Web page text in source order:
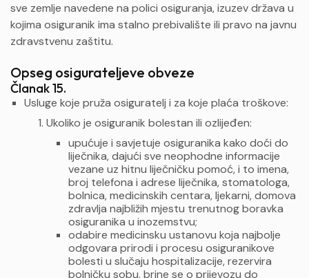
sve zemlje navedene na polici osiguranja, izuzev država u
kojima osiguranik ima stalno prebivalište ili pravo na javnu
zdravstvenu zaštitu.
Opseg osigurateljeve obveze
Članak 15.
Usluge koje pruža osiguratelj i za koje plaća troškove:
Ukoliko je osiguranik bolestan ili ozlijeđen:
upućuje i savjetuje osiguranika kako doći do
liječnika, dajući sve neophodne informacije
vezane uz hitnu liječničku pomoć, i to imena,
broj telefona i adrese liječnika, stomatologa,
bolnica, medicinskih centara, ljekarni, domova
zdravlja najbližih mjestu trenutnog boravka
osiguranika u inozemstvu;
odabire medicinsku ustanovu koja najbolje
odgovara prirodi i procesu osiguranikove
bolesti u slučaju hospitalizacije, rezervira
bolničku sobu, brine se o prijevozu do